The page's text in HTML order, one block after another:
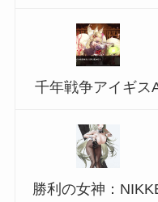
千年戦争アイギス
勝利の女神：